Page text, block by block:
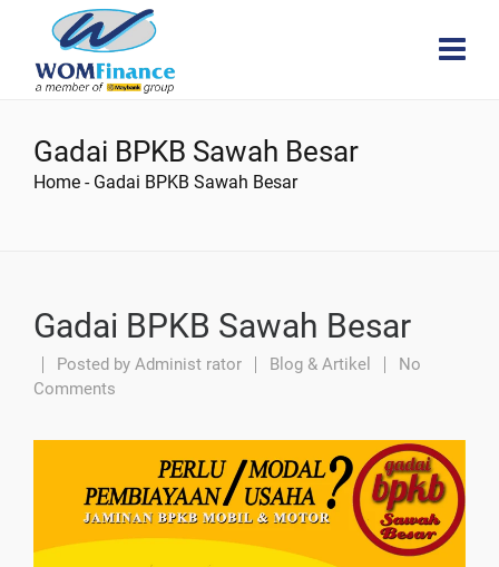
Gadai BPKB Sawah Besar
Home - Gadai BPKB Sawah Besar
Gadai BPKB Sawah Besar
Posted by Administ rator Blog & Artikel
No
Comments